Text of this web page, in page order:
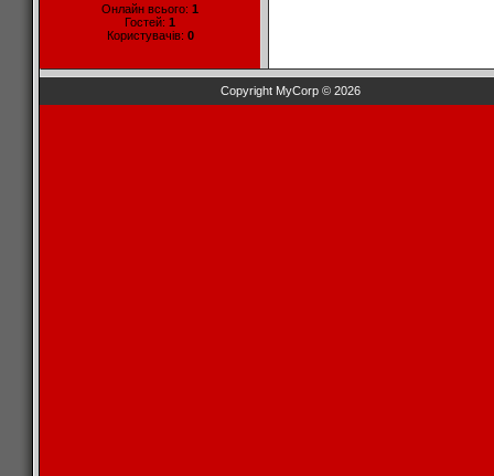
Онлайн всього: 1
Гостей: 1
Користувачів: 0
Copyright MyCorp © 2026